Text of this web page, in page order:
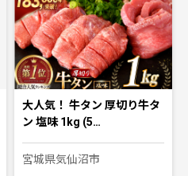
大人気！ 牛タン 厚切り牛タ
ン 塩味 1kg (5…
宮城県気仙沼市